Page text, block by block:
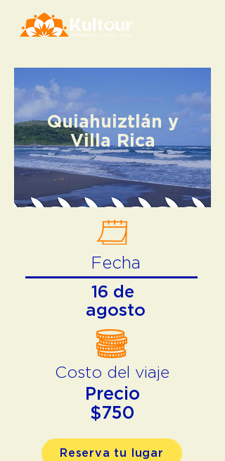
Quiahuiztlán y
Villa Rica
Fecha
16 de
agosto
Costo del viaje
Precio
$750
Reserva tu lugar